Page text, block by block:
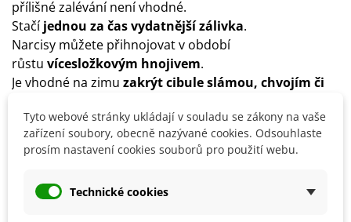
přílišné zalévání není vhodné.
Stačíjednou za čas vydatnější zálivka.
Narcisy můžete přihnojovat v období
růstu vícesložkovým hnojivem.
Je vhodné na zimu zakrýt cibule slámou, chvojím či
Narcisy lze nechat v přirozeném prostředí celoročně, je
ale možné je po zaschnutí listů a zatažení cibulek
vyjmout ze země a uchovat v chladné a dobře větrané
Tyto webové stránky ukládají v souladu se zákony na vaše
zařízení soubory, obecně nazývané cookies. Odsouhlaste
prosím nastavení cookies souborů pro použití webu.
Technické cookies